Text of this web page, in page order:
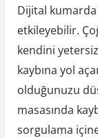
Dijital
etkileyebilir.
kendini
kaybına yol
olduğunuzu
masasında
sorgulama